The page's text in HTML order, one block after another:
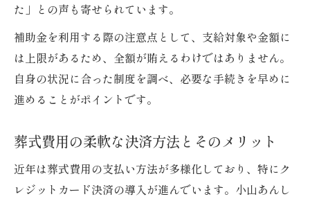
た」との声も寄せられています。
補助金を利用する際の注意点として、支給対象や金額に
は上限があるため、全額が賄えるわけではありません。
自身の状況に合った制度を調べ、必要な手続きを早めに
進めることがポイントです。
葬式費用の柔軟な決済方法とそのメリット
近年は葬式費用の支払い方法が多様化しており、特にク
レジットカード決済の導入が進んでいます。小山あんし